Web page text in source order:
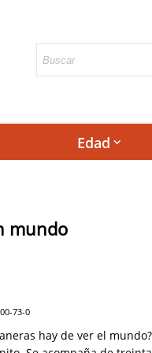
Edad keyboard_arrow_down
mundo
73-0
hay de ver el